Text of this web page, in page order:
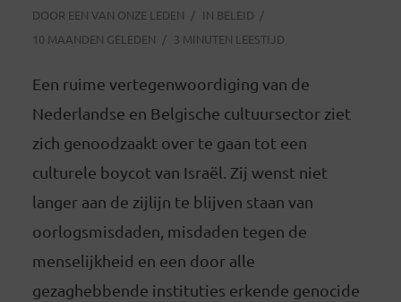
DOOR EEN VAN ONZE LEDEN IN BELEID
10 MAANDEN GELEDEN
3 MINUTEN LEESTIJD
Een ruime vertegenwoordiging van de
Nederlandse en Belgische cultuursector ziet
zich genoodzaakt over te gaan tot een
culturele boycot van Israël. Zij wenst niet
langer aan de zijlijn te blijven staan van
oorlogsmisdaden, misdaden tegen de
menselijkheid en een door alle
gezaghebbende instituties erkende genocide